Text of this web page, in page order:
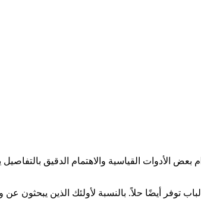
الأدوات القياسية والاهتمام الدقيق